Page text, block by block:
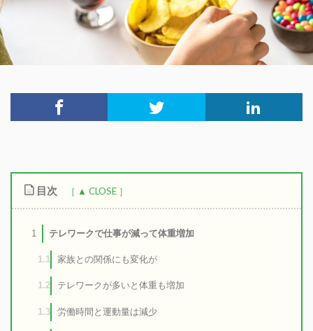
目次
1 テレワークで仕事が減って体重増加
1.1 家族との関係にも変化が
1.2 テレワークが多いと体重も増加
1.3 労働時間と運動量は減少